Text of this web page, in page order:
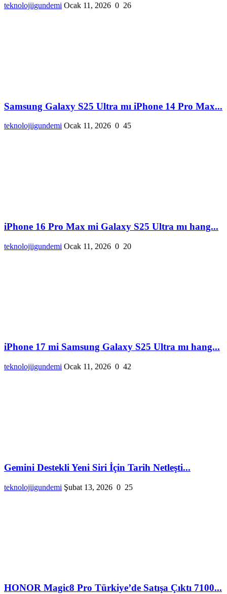
teknolojiigundemi Ocak 11, 2026 0 26
Samsung Galaxy S25 Ultra mı iPhone 14 Pro Max...
teknolojiigundemi Ocak 11, 2026 0 45
iPhone 16 Pro Max mi Galaxy S25 Ultra mı hang...
teknolojiigundemi Ocak 11, 2026 0 20
iPhone 17 mi Samsung Galaxy S25 Ultra mı hang...
teknolojiigundemi Ocak 11, 2026 0 42
Gemini Destekli Yeni Siri İçin Tarih Netleşti...
teknolojiigundemi Şubat 13, 2026 0 25
HONOR Magic8 Pro Türkiye’de Satışa Çıktı 7100...